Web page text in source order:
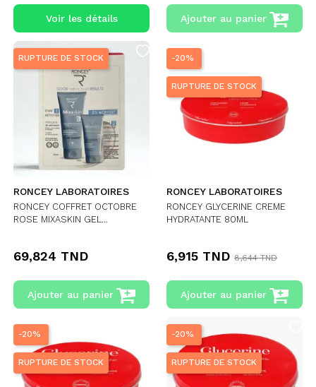
Voir les détails Ajouter au panier
RUPTURE DE STOCK
RONCEY LABORATOIRES
RONCEY COFFRET OCTOBRE
ROSE MIXASKIN GEL...
69,824 TND
Ajouter au panier
-20%
RUPTURE DE STOCK
RONCEY LABORATOIRES
RONCEY GLYCERINE CREME
HYDRATANTE 80ML
6,915 TND 8,644 TND
Ajouter au panier
-20%
RUPTURE DE STOCK
-20%
RUPTURE DE STOCK